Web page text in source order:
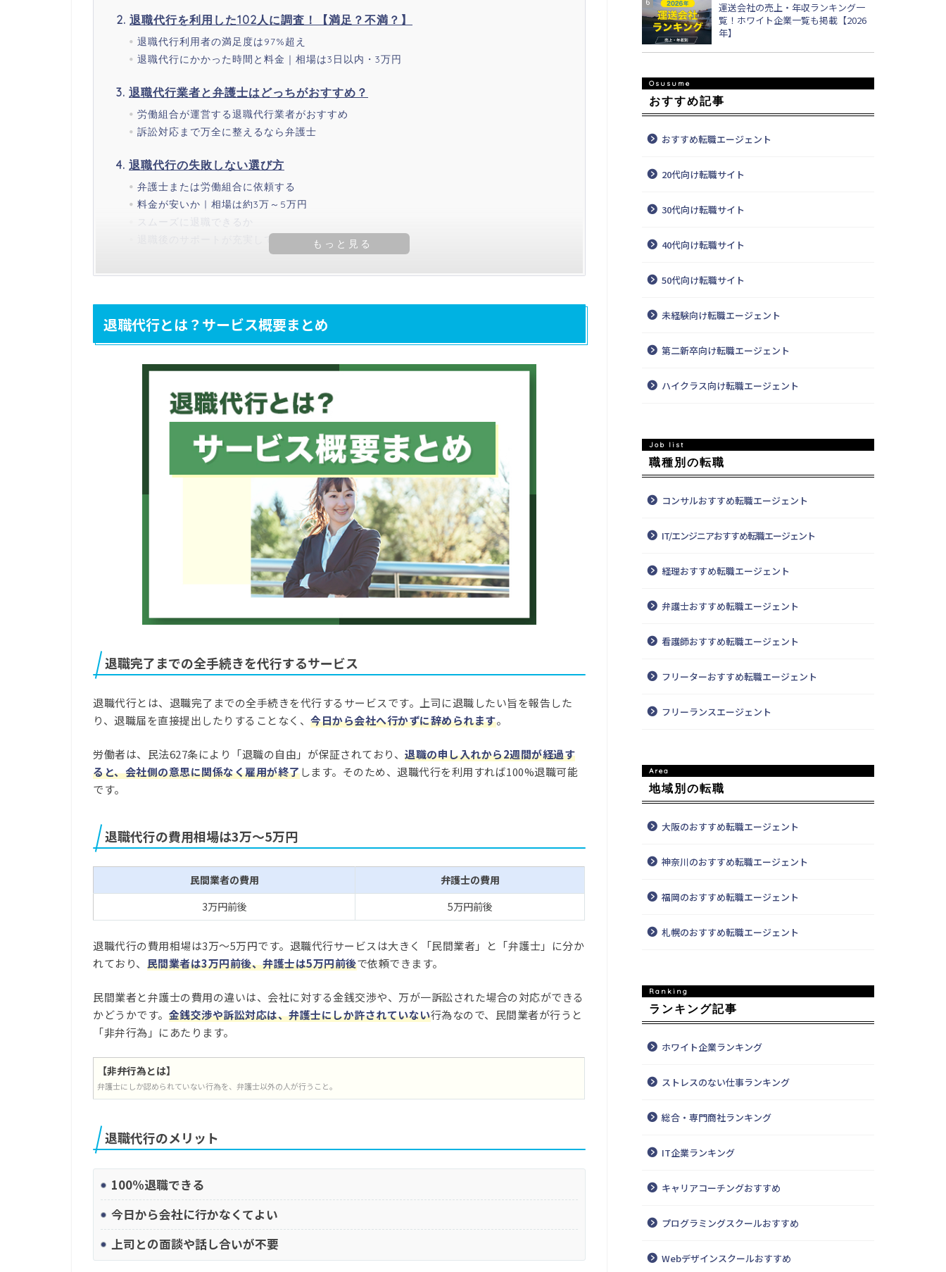
退職代行を利用した102人に調査！【満足？不満？】
退職代行利用者の満足度は97%超え
退職代行にかかった時間と料金｜相場は3日以内・3万円
退職代行業者と弁護士はどっちがおすすめ？
労働組合が運営する退職代行業者がおすすめ
訴訟対応まで万全に整えるなら弁護士
退職代行の失敗しない選び方
弁護士または労働組合に依頼する
料金が安いか｜相場は約3万～5万円
スムーズに退職できるか
退職後のサポートが充実しているか
退職代行とは？サービス概要まとめ
退職完了までの全手続きを代行するサービス
退職代行とは、退職完了までの全手続きを代行するサービスです。上司に退職したい旨を報告した
り、退職届を直接提出したりすることなく、 今日から会社へ行かずに辞められます。
労働者は、民法627条により「退職の自由」が保証されており、 退職の申し入れから2週間が経過す
ると、会社側の意思に関係なく雇用が終了します。そのため、退職代行を利用すれば100%退職可能
です。
退職代行の費用相場は3万～5万円
民間業者の費用
弁護士の費用
3万円前後
5万円前後
退職代行の費用相場は3万～5万円です。退職代行サービスは大きく「民間業者」と「弁護士」に分か
れており、 民間業者は3万円前後、弁護士は5万円前後で依頼できます。
民間業者と弁護士の費用の違いは、会社に対する金銭交渉や、万が一訴訟された場合の対応ができる
かどうかです。 金銭交渉や訴訟対応は、弁護士にしか許されていない行為なので、民間業者が行うと
「非弁行為」にあたります。
【非弁行為とは】
弁護士にしか認められていない行為を、弁護士以外の人が行うこと。
退職代行のメリット
100%退職できる
今日から会社に行かなくてよい
上司との面談や話し合いが不要
運送会社の売上・年収ランキング一
覧！ホワイト企業一覧も掲載【2026
年】
おすすめ記事
おすすめ転職エージェント
20代向け転職サイト
30代向け転職サイト
40代向け転職サイト
50代向け転職サイト
未経験向け転職エージェント
第二新卒向け転職エージェント
ハイクラス向け転職エージェント
職種別の転職
コンサルおすすめ転職エージェント
IT/エンジニアおすすめ転職エージェント
経理おすすめ転職エージェント
弁護士おすすめ転職エージェント
看護師おすすめ転職エージェント
フリーターおすすめ転職エージェント
フリーランスエージェント
地域別の転職
大阪のおすすめ転職エージェント
神奈川のおすすめ転職エージェント
福岡のおすすめ転職エージェント
札幌のおすすめ転職エージェント
ランキング記事
ホワイト企業ランキング
ストレスのない仕事ランキング
総合・専門商社ランキング
IT企業ランキング
キャリアコーチングおすすめ
プログラミングスクールおすすめ
Webデザインスクールおすすめ